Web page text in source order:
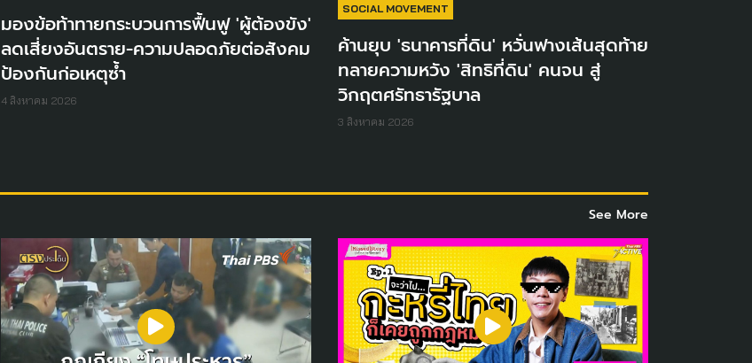
มองข้อท้าทายกระบวนการฟื้นฟู 'ผู้ต้องขัง'
ลดเสี่ยงอันตราย-ความปลอดภัยต่อสังคม
ป้องกันก่อเหตุซ้ำ
4 สิงหาคม 2026
SOCIAL MOVEMENT
ค้านยุบ 'ธนาคารที่ดิน' หวั่นฟางเส้นสุดท้าย
ทลายความหวัง 'สิทธิที่ดิน' คนจน สู่
วิกฤตศรัทธารัฐบาล
3 สิงหาคม 2026
See More